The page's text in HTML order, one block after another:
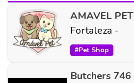
AMAVEL PET
Fortaleza -
#Pet Shop
Butchers 746